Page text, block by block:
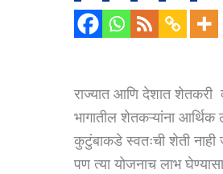
राज्यात आणि देशात शेतकरी
भागातील शेतकऱ्यांना आर्थिक
कुटुंबाकडे स्वतःची शेती
पण त्या योजनाच लाभ